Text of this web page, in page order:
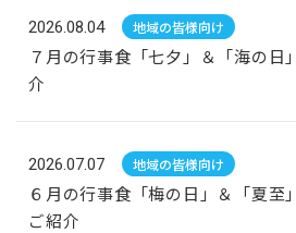
2026.08.04 地域の皆様向け
７月の行事食「七夕」＆「海の日
介
2026.07.07 地域の皆様向け
６月の行事食「梅の日」＆「夏至
ご紹介